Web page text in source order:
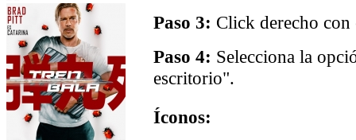
Paso 3: Click derecho con
Paso 4: Selecciona la
escritorio".
Íconos: